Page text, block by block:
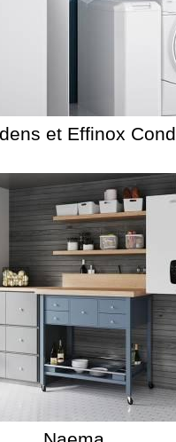
et Effinox